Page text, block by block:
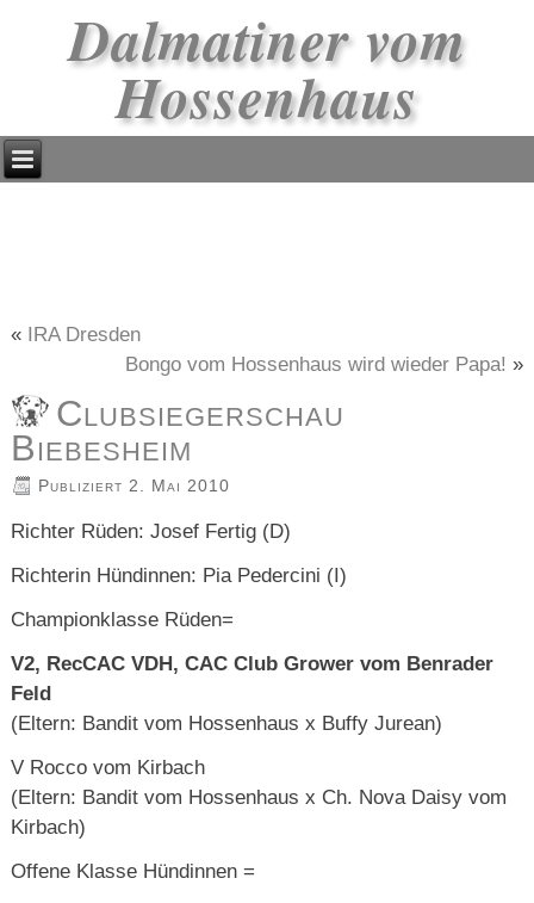
Dalmatiner vom
Hossenhaus
« IRA Dresden
Bongo vom Hossenhaus wird wieder Papa! »
Clubsiegerschau
Biebesheim
Publiziert 2. Mai 2010
Richter Rüden: Josef Fertig (D)
Richterin Hündinnen: Pia Pedercini (I)
Championklasse Rüden=
V2, RecCAC VDH, CAC Club Grower vom Benrader
Feld
(Eltern: Bandit vom Hossenhaus x Buffy Jurean)
V Rocco vom Kirbach
(Eltern: Bandit vom Hossenhaus x Ch. Nova Daisy vom
Kirbach)
Offene Klasse Hündinnen =